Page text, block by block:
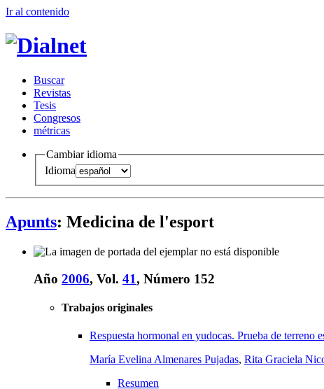
Ir al contenido
Buscar
Revistas
Tesis
Congresos
métricas
Cambiar idioma
Idioma
Apunts: Medicina de l'esport
Año 2006, Vol. 41, Número 152
Trabajos originales
Respuesta hormonal en yudocas. Prueba de terreno
María Evelina Almenares Pujadas, Rita Graciela
Resumen